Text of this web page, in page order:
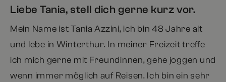
Liebe Tania, stell dich gerne kurz vor.
Mein Name ist Tania Azzini, ich bin 48 Jahre alt
und lebe in Winterthur. In meiner Freizeit treffe
ich mich gerne mit Freundinnen, gehe joggen und
wenn immer möglich auf Reisen. Ich bin ein sehr